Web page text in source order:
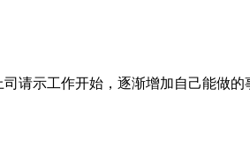
请示工作开始，逐渐增加自己能做的